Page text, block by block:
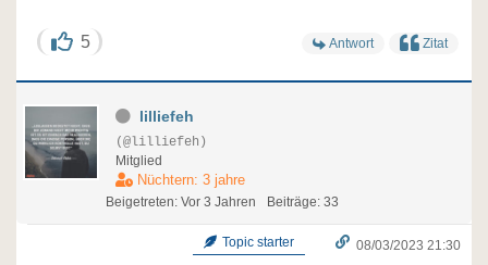
5 Antwort Zitat
lilliefeh
(@lilliefeh)
Mitglied
Nüchtern: 3 jahre
Beigetreten: Vor 3 Jahren Beiträge: 33
Topic starter 08/03/2023 21:30